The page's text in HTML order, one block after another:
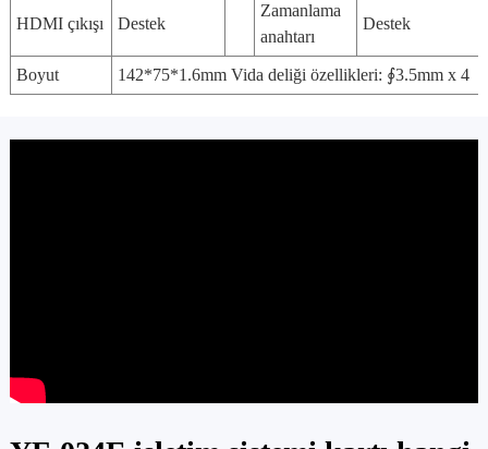
HDMI çıkışı Destek
Zamanlama
anahtarı
Destek
Boyut 142*75*1.6mm Vida deliği özellikleri: ∮3.5mm x 4